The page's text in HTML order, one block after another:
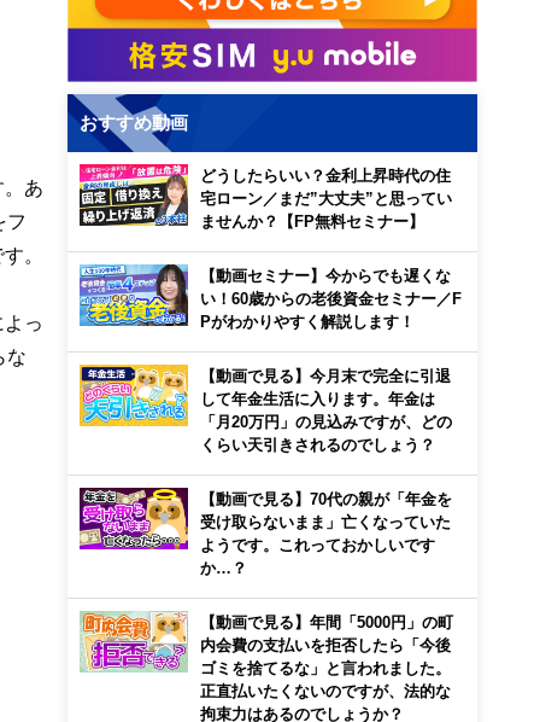
。あ
フ
。
っ
な
おすすめ動画
どうしたらいい？金利上昇時代の住
宅ローン／まだ”大丈夫”と思ってい
ませんか？【FP無料セミナー】
【動画セミナー】今からでも遅くな
い！60歳からの老後資金セミナー／F
Pがわかりやすく解説します！
【動画で見る】今月末で完全に引退
して年金生活に入ります。年金は
「月20万円」の見込みですが、どの
くらい天引きされるのでしょう？
【動画で見る】70代の親が「年金を
受け取らないまま」亡くなっていた
ようです。これっておかしいです
か…？
【動画で見る】年間「5000円」の町
内会費の支払いを拒否したら「今後
ゴミを捨てるな」と言われました。
正直払いたくないのですが、法的な
拘束力はあるのでしょうか？